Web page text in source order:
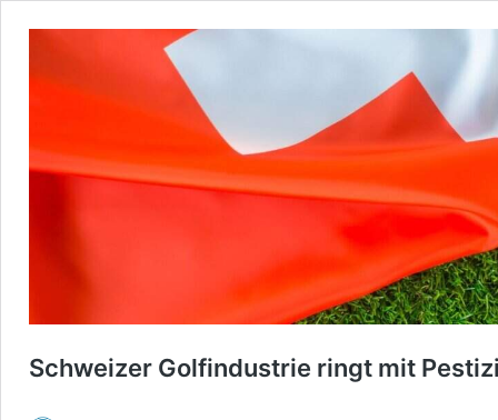
Schweizer Golfindustrie ringt mit